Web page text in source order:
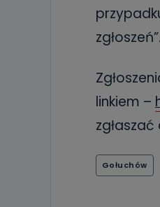
zgłoszeń”.
linkiem –
zgłaszać
Gołuchów